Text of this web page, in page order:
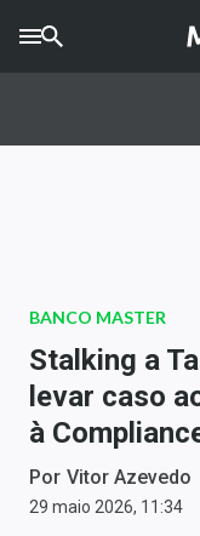
AGROTIMES
Newsletters
Money Trader
Anuncie
Últimas Notícias
BANCO MASTER
Stalking a
levar caso
à
Por Vitor Azevedo
29 maio 2026, 11:34